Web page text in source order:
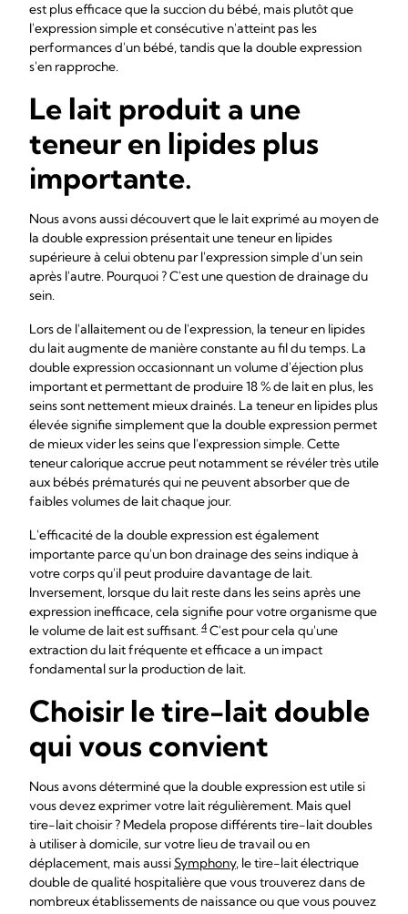
est plus efficace que la succion du bébé, mais plutôt que
l'expression simple et consécutive n'atteint pas les
performances d'un bébé, tandis que la double expression
s'en rapproche.
Le lait produit a une
teneur en lipides plus
importante.
Nous avons aussi découvert que le lait exprimé au moyen de
la double expression présentait une teneur en lipides
supérieure à celui obtenu par l'expression simple d'un sein
après l'autre. Pourquoi ? C'est une question de drainage du
sein.
Lors de l'allaitement ou de l'expression, la teneur en lipides
du lait augmente de manière constante au fil du temps. La
double expression occasionnant un volume d'éjection plus
important et permettant de produire 18 % de lait en plus, les
seins sont nettement mieux drainés. La teneur en lipides plus
élevée signifie simplement que la double expression permet
de mieux vider les seins que l'expression simple. Cette
teneur calorique accrue peut notamment se révéler très utile
aux bébés prématurés qui ne peuvent absorber que de
faibles volumes de lait chaque jour.
L'efficacité de la double expression est également
importante parce qu'un bon drainage des seins indique à
votre corps qu'il peut produire davantage de lait.
Inversement, lorsque du lait reste dans les seins après une
expression inefficace, cela signifie pour votre organisme que
le volume de lait est suffisant. 4 C'est pour cela qu'une
extraction du lait fréquente et efficace a un impact
fondamental sur la production de lait.
Choisir le tire-lait double
qui vous convient
Nous avons déterminé que la double expression est utile si
vous devez exprimer votre lait régulièrement. Mais quel
tire-lait choisir ? Medela propose différents tire-lait doubles
à utiliser à domicile, sur votre lieu de travail ou en
déplacement, mais aussiSymphony, le tire-lait électrique
double de qualité hospitalière que vous trouverez dans de
nombreux établissements de naissance ou que vous pouvez